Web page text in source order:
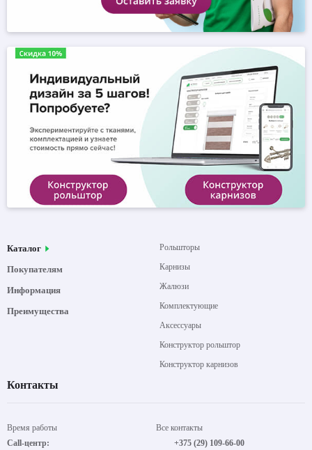
Каталог
Покупателям
Информация
Преимущества
Рольшторы
Карнизы
Жалюзи
Комплектующие
Аксессуары
Конструктор рольштор
Конструктор карнизов
Контакты
Время работы
Call-центр:
Все контакты
+375 (29) 109-66-00